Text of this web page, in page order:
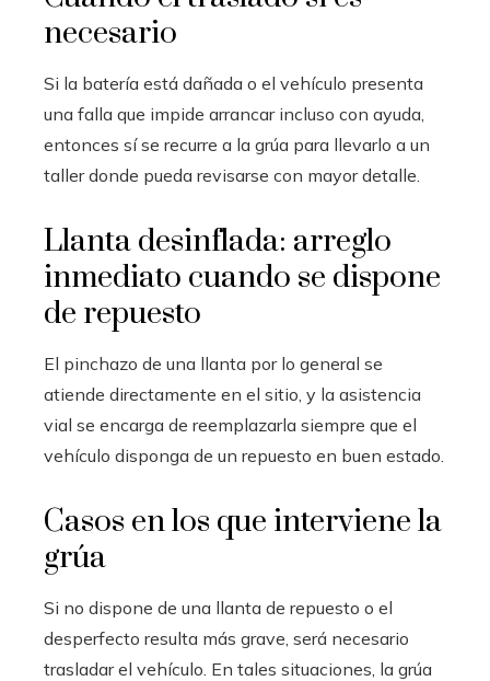
necesario
Si la batería está dañada o el vehículo presenta
una falla que impide arrancar incluso con ayuda,
entonces sí se recurre a la grúa para llevarlo a un
taller donde pueda revisarse con mayor detalle.
Llanta desinflada: arreglo
inmediato cuando se dispone
de repuesto
El pinchazo de una llanta por lo general se
atiende directamente en el sitio, y la asistencia
vial se encarga de reemplazarla siempre que el
vehículo disponga de un repuesto en buen estado.
Casos en los que interviene la
grúa
Si no dispone de una llanta de repuesto o el
desperfecto resulta más grave, será necesario
trasladar el vehículo. En tales situaciones, la grúa